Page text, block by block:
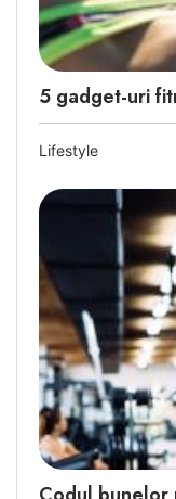
5 gadget-uri
Lifestyle